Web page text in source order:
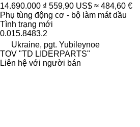
14.690.000 ₫ 559,90 US$ ≈ 484,60 €
Phụ tùng động cơ - bộ làm mát dầu
Tình trạng mới
0.015.8483.2
Ukraine, pgt. Yubileynoe
TOV "TD LIDERPARTS"
Liên hệ với người bán